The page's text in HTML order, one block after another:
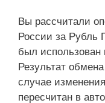
Вы рассчитали
России за Рубль
был использован
Результат
случае
пересчитан в